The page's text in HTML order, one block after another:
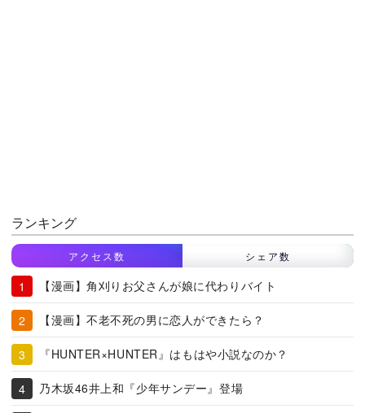
ランキング
アクセス数 シェア数
【漫画】角刈りお父さんが娘に代わりバイト
【漫画】不老不死の男に恋人ができたら？
『HUNTER×HUNTER』はもはや小説なのか？
乃木坂46井上和『少年サンデー』登場